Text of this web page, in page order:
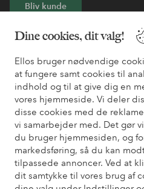
Dine cookies, dit valg!
Ellos bruger nødvendige
at fungere samt cookies til
indhold og til at give dig en
vores hjemmeside. Vi deler
disse cookies med de
vi samarbejder med. Det gør
du bruger hjemmesiden, og
markedsføring, så du kan
tilpassede annoncer. Ved at
dit samtykke til vores brug af
Bliv kunde
* Se tilbudsbetingelser ved registrering
Har du brug for hjælp?
Du kan finde svar på de oftest
Du kan også finde oplysninger
Kundeservice Bestilling